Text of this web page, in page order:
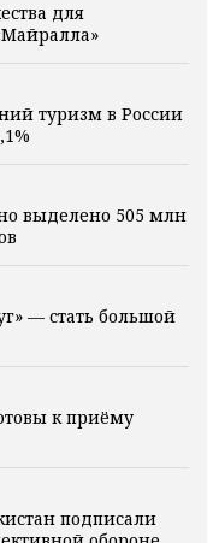
для
туризм в России
выделено 505 млн
— стать большой
к приёму
подписали